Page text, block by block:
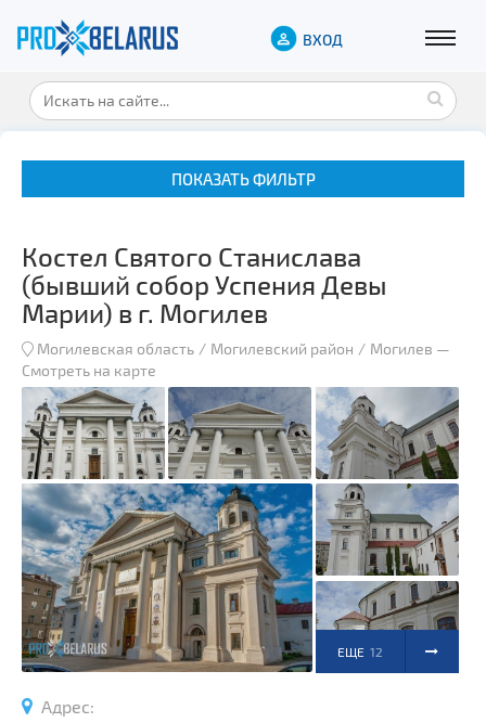
ВХОД
ПОКАЗАТЬ ФИЛЬТР
Музеи
Замки и дворцы
Военная история
Гражданская архитектура
Спортивные сооружения
Производства
Ратуши
Родовые усадьбы
Садово-парковая архитектура
Национальные парки и заказники
Костел Святого Станислава
(бывший собор Успения Девы
Марии) в г. Могилев
Могилевская область Могилевский район Могилев —
Смотреть на карте
ЕЩЕ 12
Адрес: